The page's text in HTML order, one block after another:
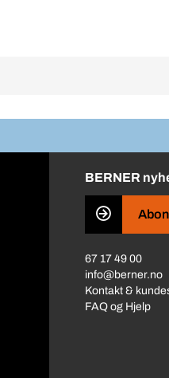
BERNER
67 17 49 00
info@berner.no
Kontakt &
FAQ og Hjelp